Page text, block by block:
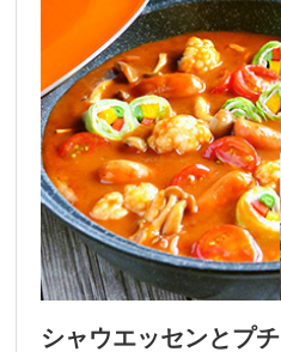
シャウエッセンとプ